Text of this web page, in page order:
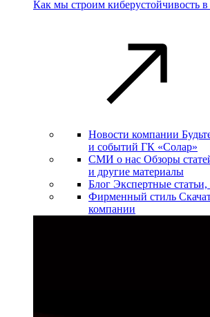
Как мы строим киберустойчивость
Новости компании
и событий ГК «Солар»
СМИ о нас Обзоры
и другие материалы
Блог Экспертные статьи,
Фирменный стиль
компании